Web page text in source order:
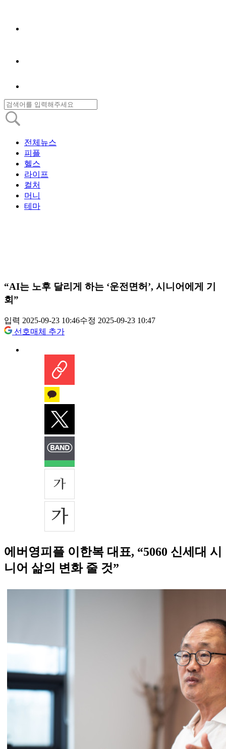
전체뉴스
피플
헬스
라이프
컬처
머니
테마
“AI는 노후 달리게 하는 ‘운전면허’, 시니어에게 기
회”
입력 2025-09-23 10:46수정 2025-09-23 10:47
선호매체 추가
에버영피플 이한복 대표, “5060 신세대 시
니어 삶의 변화 줄 것”